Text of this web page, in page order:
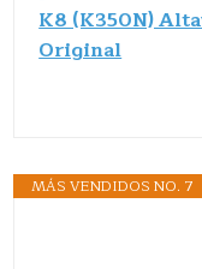
K8 (K350N)
Original
MÁS VENDIDOS NO. 7